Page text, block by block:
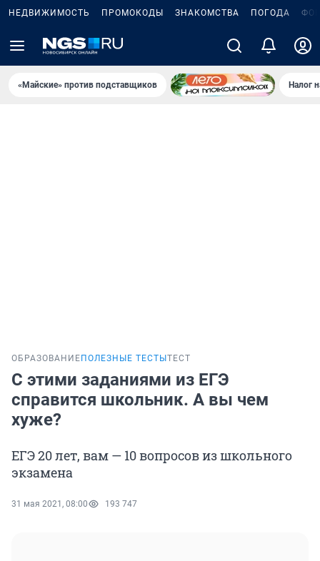
НЕДВИЖИМОСТЬ ПРОМОКОДЫ ЗНАКОМСТВА ПОГОДА
«Майские» против подставщиков Налог
ОБРАЗОВАНИЕ ПОЛЕЗНЫЕ ТЕСТЫ ТЕСТ
С этими заданиями из ЕГЭ
справится школьник. А вы чем
хуже?
ЕГЭ 20 лет, вам — 10 вопросов из школьного
экзамена
31 мая 2021, 08:00 193 747